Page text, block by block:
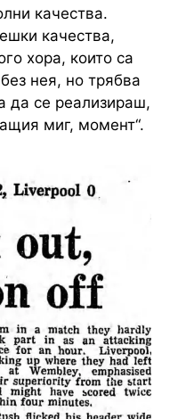
качества.
качества,
хора, които са
нея, но трябва
да се реализираш,
миг, момент“.